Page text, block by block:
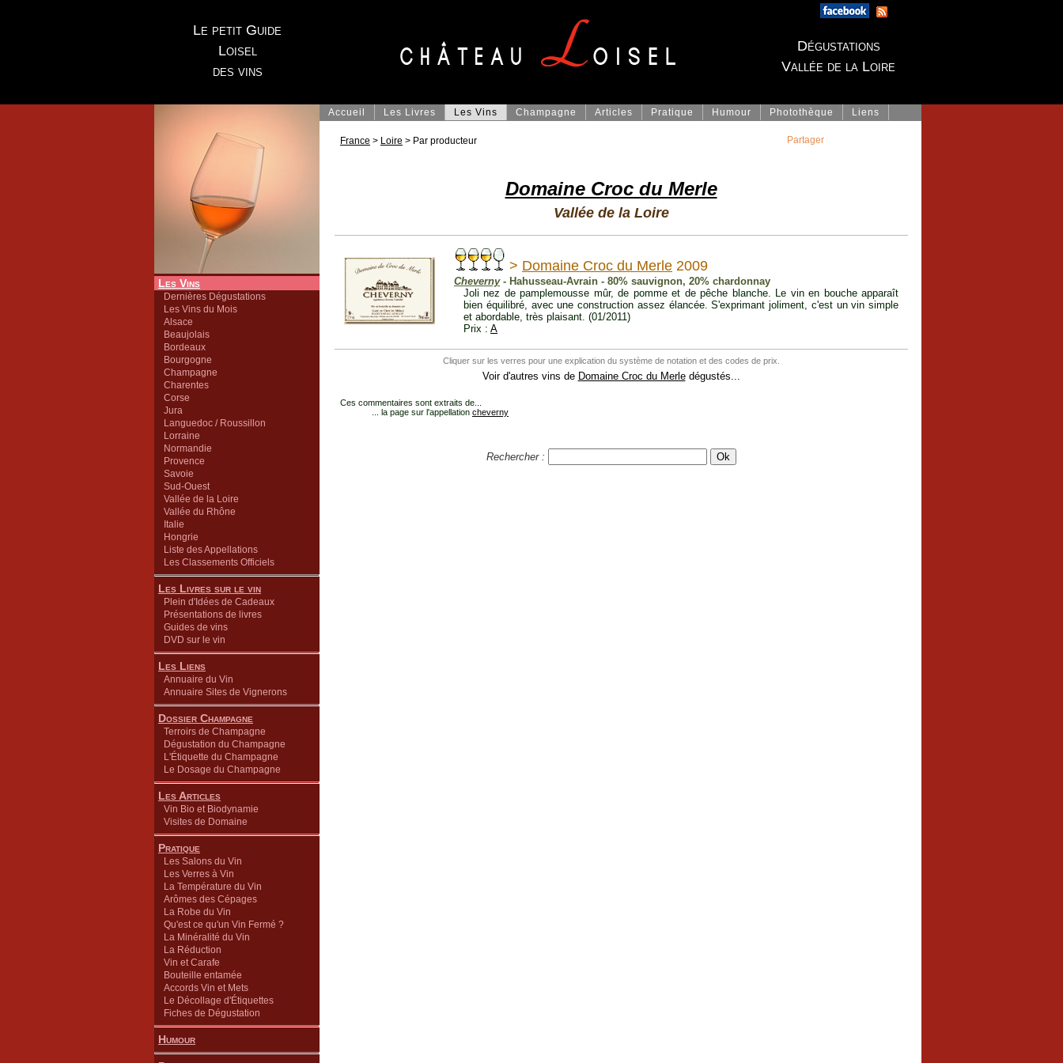
Le petit Guide
Loisel
des vins
Dégustations
Vallée de la Loire
Les Vins
Dernières Dégustations
Les Vins du Mois
Alsace
Beaujolais
Bordeaux
Bourgogne
Champagne
Charentes
Corse
Jura
Languedoc / Roussillon
Lorraine
Normandie
Provence
Savoie
Sud-Ouest
Vallée de la Loire
Vallée du Rhône
Italie
Hongrie
Liste des Appellations
Les Classements Officiels
Les Livres sur le vin
Plein d'Idées de Cadeaux
Présentations de livres
Guides de vins
DVD sur le vin
Les Liens
Annuaire du Vin
Annuaire Sites de Vignerons
Dossier Champagne
Terroirs de Champagne
Dégustation du Champagne
L'Étiquette du Champagne
Le Dosage du Champagne
Les Articles
Vin Bio et Biodynamie
Visites de Domaine
Pratique
Les Salons du Vin
Les Verres à Vin
La Température du Vin
Arômes des Cépages
La Robe du Vin
Qu'est ce qu'un Vin Fermé ?
La Minéralité du Vin
La Réduction
Vin et Carafe
Bouteille entamée
Accords Vin et Mets
Le Décollage d'Étiquettes
Fiches de Dégustation
Humour
Accueil Les Livres Les Vins Champagne Articles Pratique Humour Photothèque Liens
France > Loire > Par producteur
Domaine Croc du Merle
Vallée de la Loire
> Domaine Croc du Merle 2009
Cheverny- Hahusseau-Avrain - 80% sauvignon, 20% chardonnay
Joli nez de pamplemousse mûr, de pomme et de pêche blanche. Le vin en bouche apparaît
bien équilibré, avec une construction assez élancée. S'exprimant joliment, c'est un vin simple
et abordable, très plaisant. (01/2011)
Prix : A
Cliquer sur les verres pour une explication du système de notation et des codes de prix.
Voir d'autres vins de Domaine Croc du Merledégustés...
Ces commentaires sont extraits de...
... la page sur l'appellation cheverny
Rechercher :
Partager